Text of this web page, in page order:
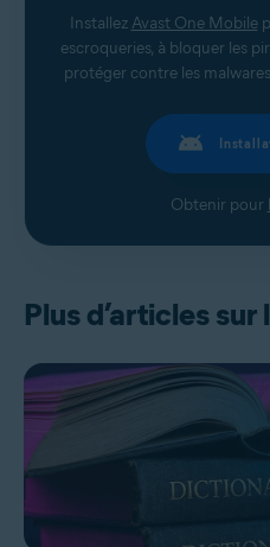
Installez Avast One Mobile
escroqueries, à bloquer les
protéger contre les
Obtenir pour
Plus d’articles